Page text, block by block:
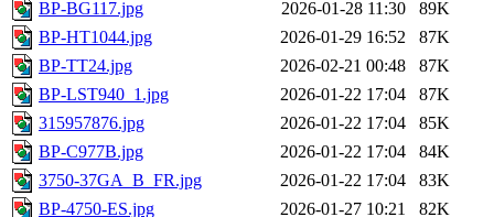
BP-BG117.jpg 2026-01-28 11:30
89K
BP-HT1044.jpg
2026-01-29 16:52
87K
BP-TT24.jpg
2026-02-21 00:48
87K
BP-LST940_1.jpg
2026-01-22 17:04
87K
315957876.jpg
2026-01-22 17:04
85K
BP-C977B.jpg
2026-01-22 17:04
84K
3750-37GA_B_FR.jpg
2026-01-22 17:04
83K
BP-4750-ES.jpg
2026-01-27 10:21
82K